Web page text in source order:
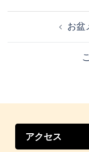
お盆
アクセス